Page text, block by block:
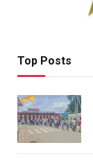
Top Posts